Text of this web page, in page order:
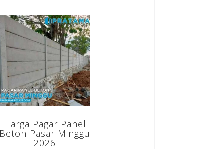
Harga Pagar Panel
Beton Pasar Minggu
2026